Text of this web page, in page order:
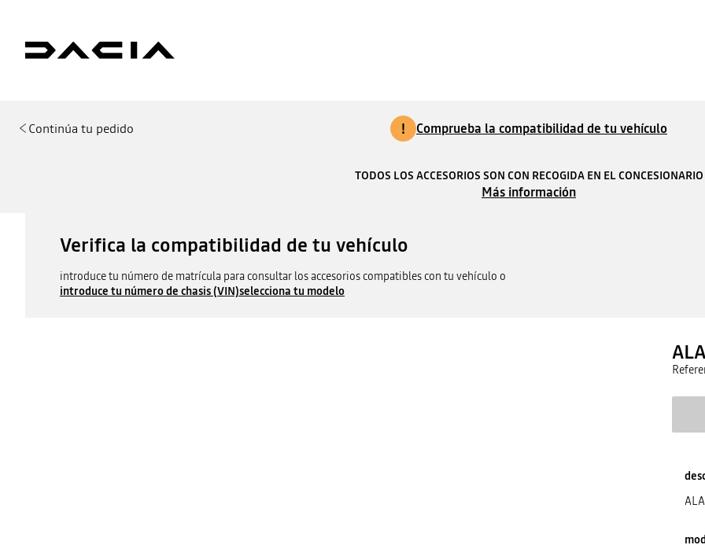
Continúa tu pedido ! Comprueba la compatibilidad de tu vehículo
TODOS LOS ACCESORIOS SON CON RECOGIDA EN EL CONCESIONARIO
Más información
Verifica la compatibilidad de tu vehículo
introduce tu número de matrícula para consultar los accesorios compatibles con tu vehículo o
introduce tu número de chasis (VIN)selecciona tu modelo